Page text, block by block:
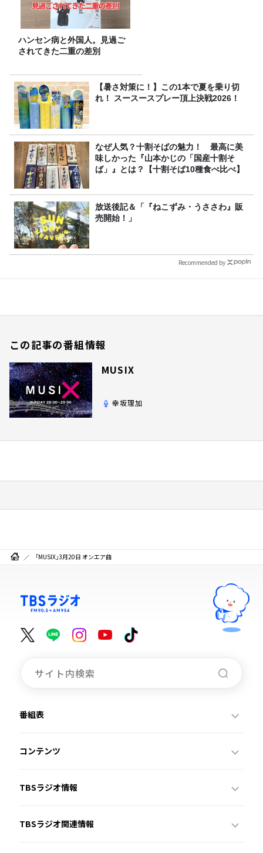
ハンセン病と外国人。見過ご
されてきた二重の差別
【暑さ対策に！】この1本で夏を乗り切
れ！ スースースプレー頂上決戦2026！
なぜ人気？十割そばの魅力！ 最高に美
味しかった『山本かじの「国産十割そ
ば」』とは？【十割そば10種食べ比べ】
放送後記＆「『ねこずみ・うささわ』販
売開始！」
Recommended by
この記事の番組情報
MUSIX
幸坂理加
「MUSIX」3月20日 オンエア曲
番組表
コンテンツ
TBSラジオ情報
TBSラジオ関連情報